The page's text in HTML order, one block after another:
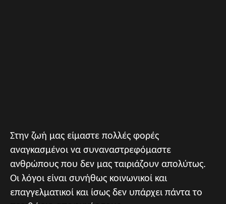
Στην ζωή μας είμαστε πολλές φορές
αναγκασμένοι να συναναστρεφόμαστε
ανθρώπους που δεν μας ταιριάζουν απολύτως.
Οι λόγοι είναι συνήθως κοινωνικοί και
επαγγελματικοί και ίσως δεν υπάρχει πάντα το